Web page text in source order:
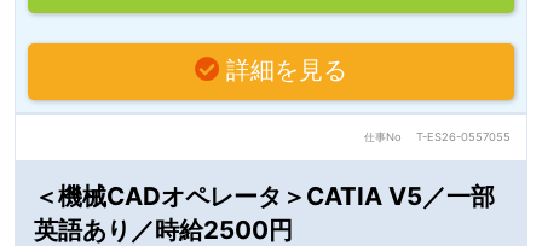
詳細を見る
仕事No T-ES26-0557055
＜機械CADオペレータ＞CATIA V5／一部
英語あり／時給2500円